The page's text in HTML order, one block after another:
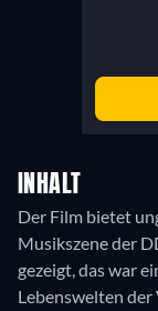
INHALT
Der Film bietet
Musikszene der
gezeigt, das war
Lebenswelten